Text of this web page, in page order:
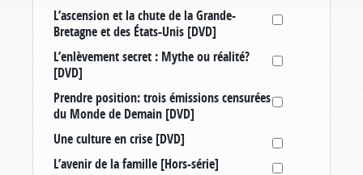
L’ascension et la chute de la Grande-
Bretagne et des États-Unis [DVD]
L’enlèvement secret : Mythe ou réalité?
[DVD]
Prendre position: trois émissions censurées
du Monde de Demain [DVD]
Une culture en crise [DVD]
L’avenir de la famille [Hors-série]